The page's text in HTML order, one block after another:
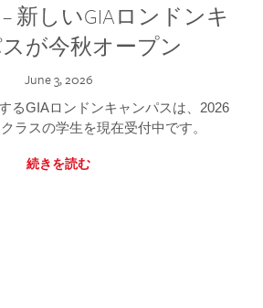
新しいGIAロンドンキ
が今秋オープン
June 3, 2026
るGIAロンドンキャンパスは、2026
ラスの学生を現在受付中です。
続きを読む